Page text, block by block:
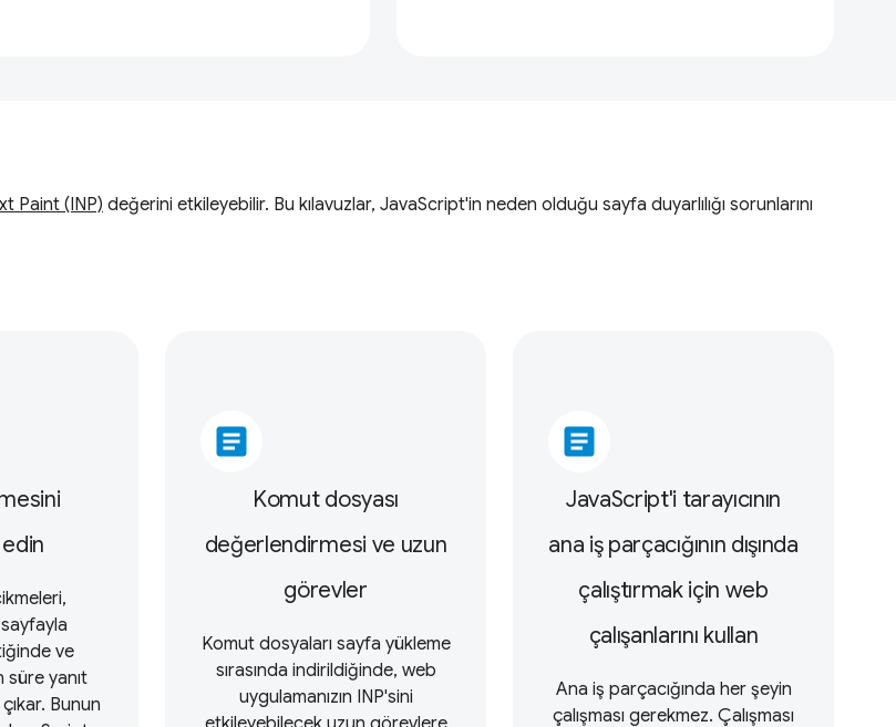
Paint (INP) değerini etkileyebilir. Bu kılavuzlar, JavaScript'in neden olduğu sayfa duyarlılığı sorunlarını
sayfayla
ve
süre yanıt
Bunun
article
Komut dosyası
değerlendirmesi ve uzun
görevler
Komut dosyaları sayfa yükleme
sırasında indirildiğinde, web
uygulamanızın INP'sini
article
JavaScript'i tarayıcının
ana iş parçacığının dışında
çalıştırmak için web
çalışanlarını kullan
Ana iş parçacığında her şeyin
çalışması gerekmez. Çalışması